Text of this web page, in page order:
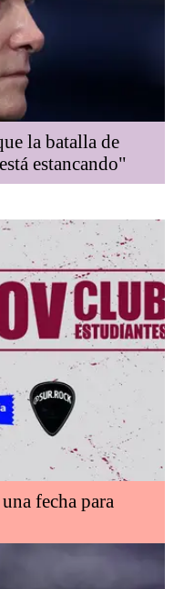
la batalla de
estancando"
fecha para